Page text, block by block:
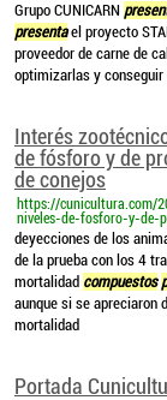
Grupo CUNICARN
presentael proyecto
proveedor de carne de
optimizarlas y
Interés
de fósforo y de
de conejos
https://cunicultura.com/
niveles-de-fosforo-y-de-
deyecciones de los
de la prueba con los 4
mortalidad compuestos
aunque si se apreciaron
mortalidad
Portada